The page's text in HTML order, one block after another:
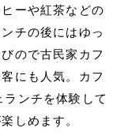
ーや紅茶などの
チの後にはゆっ
ので古民家カフ
にも人気。カフ
ンチを体験して
しめます。